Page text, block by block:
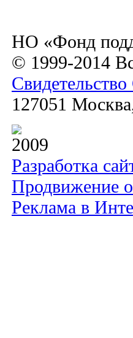
НО «Фонд
© 1999-2014
127051
2009
Разработка
Продвижение
Реклама в